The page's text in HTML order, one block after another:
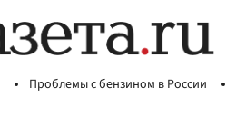
Проблемы с бензином в России